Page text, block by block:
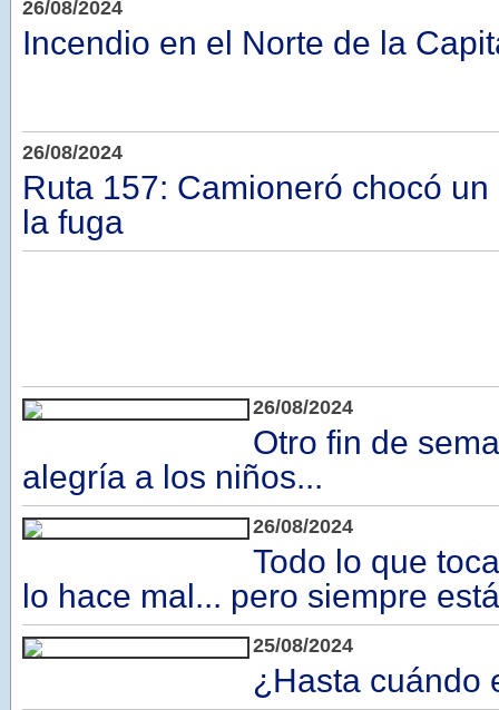
26/08/2024
Incendio en el Norte de la
26/08/2024
Ruta 157: Camioneró chocó
la fuga
26/08/2024
Otro fin de
alegría a los niños...
26/08/2024
Todo lo que
lo hace mal... pero siempre
25/08/2024
¿Hasta cuándo